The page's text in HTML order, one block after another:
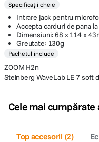
Specificații cheie
Intrare jack pentru
Accepta carduri de pana la
Dimensiuni: 68 x 114 x
Greutate: 130g
Pachetul include
ZOOM H2n
Steinberg WaveLab LE 7 soft
Cele mai cumpărate
Top accesorii (2)